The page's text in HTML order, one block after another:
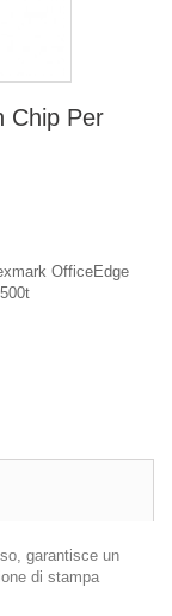
Chip Per
OfficeEdge
garantisce un
di stampa